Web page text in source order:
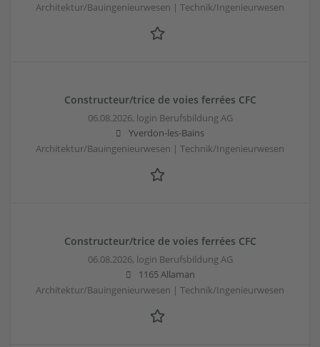
Architektur/Bauingenieurwesen | Technik/Ingenieurwesen
Constructeur/trice de voies ferrées CFC
06.08.2026, login Berufsbildung AG
Yverdon-les-Bains
Architektur/Bauingenieurwesen | Technik/Ingenieurwesen
Constructeur/trice de voies ferrées CFC
06.08.2026, login Berufsbildung AG
1165 Allaman
Architektur/Bauingenieurwesen | Technik/Ingenieurwesen